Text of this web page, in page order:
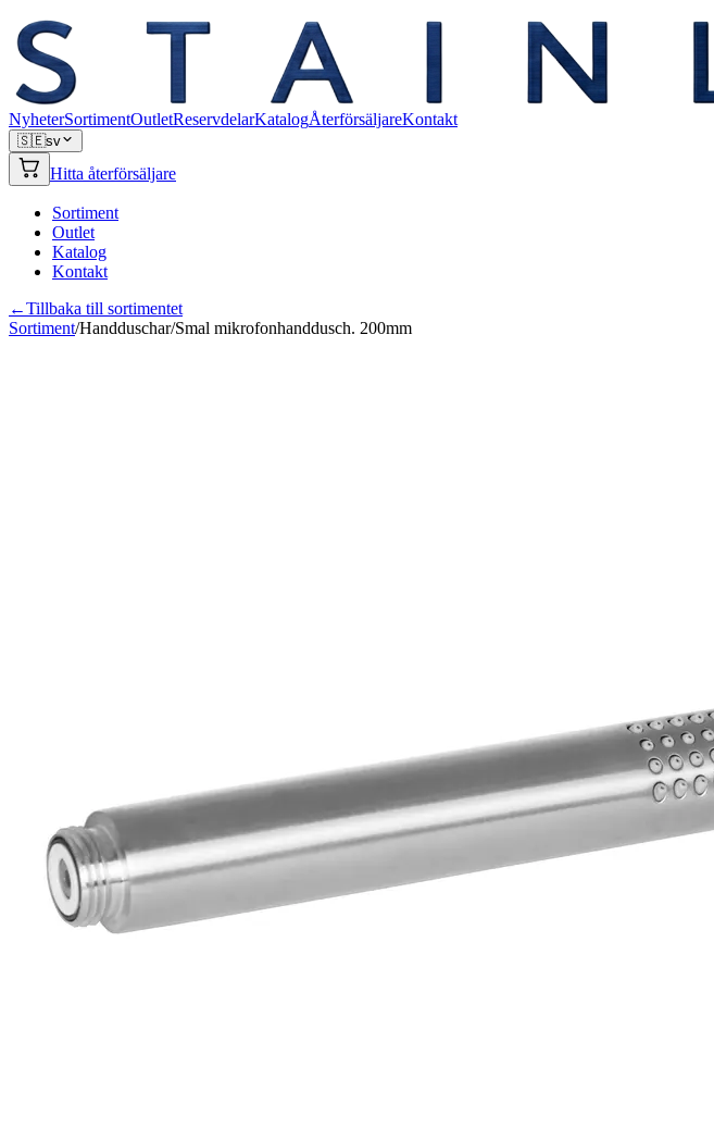
NyheterSortimentOutletReservdelarKatalogÅterförsäljareKontakt
🇸🇪sv
Hitta återförsäljare
Sortiment
Outlet
Katalog
Kontakt
←Tillbaka till sortimentet
Sortiment/Handduschar/Smal mikrofonhanddusch. 200mm